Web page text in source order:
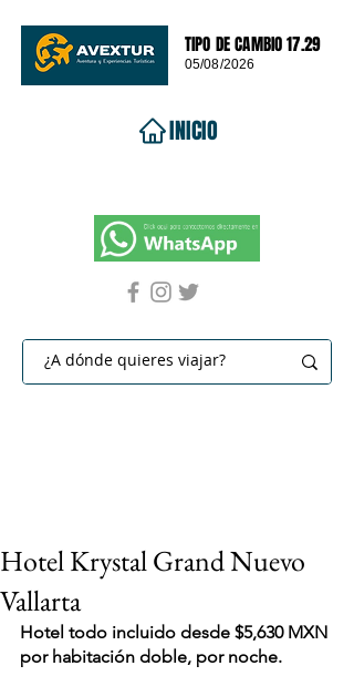
TIPO DE CAMBIO 17.29
05/08/2026
INICIO
Hotel Krystal Grand Nuevo
Vallarta
Hotel todo incluido desde $5,630 MXN
por habitación doble, por noche.